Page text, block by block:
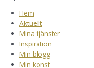
Hem
Aktuellt
Mina tjänster
Inspiration
Min blogg
Min konst